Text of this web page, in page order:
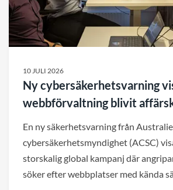
10 JULI 2026
Ny cybersäkerhetsvarning
webbförvaltning blivit
En ny säkerhetsvarning från
cybersäkerhetsmyndighet (ACSC)
storskalig global kampanj där
söker efter webbplatser med kända